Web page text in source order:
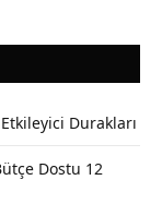
Durakları
Dostu 12